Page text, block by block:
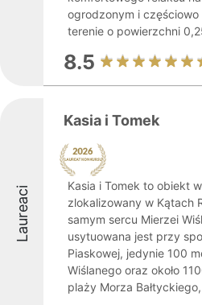
ogrodzonym i częściowo
terenie o powierzchni
8.5
Laureaci
Kasia i Tomek
Kasia i Tomek to obiekt
zlokalizowany w Kątach
samym sercu Mierzei
usytuowana jest przy
Piaskowej, jedynie 100
Wiślanego oraz około
plaży Morza